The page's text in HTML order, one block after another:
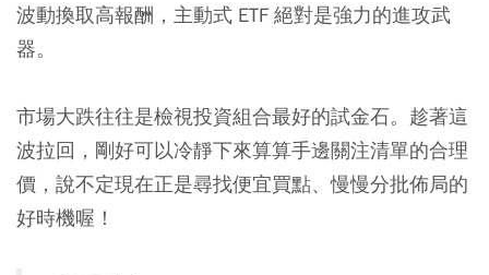
波動換取高報酬，主動式 ETF 絕對是強力的進攻武
器。
市場大跌往往是檢視投資組合最好的試金石。趁著這
波拉回，剛好可以冷靜下來算算手邊關注清單的合理
價，說不定現在正是尋找便宜買點、慢慢分批佈局的
好時機喔！